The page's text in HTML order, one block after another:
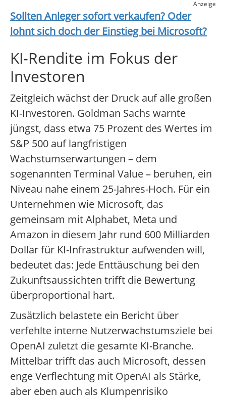
Anzeige
Sollten Anleger sofort verkaufen? Oder
lohnt sich doch der Einstieg bei Microsoft?
KI-Rendite im Fokus der
Investoren
Zeitgleich wächst der Druck auf alle großen
KI-Investoren. Goldman Sachs warnte
jüngst, dass etwa 75 Prozent des Wertes im
S&P 500 auf langfristigen
Wachstumserwartungen – dem
sogenannten Terminal Value – beruhen, ein
Niveau nahe einem 25-Jahres-Hoch. Für ein
Unternehmen wie Microsoft, das
gemeinsam mit Alphabet, Meta und
Amazon in diesem Jahr rund 600 Milliarden
Dollar für KI-Infrastruktur aufwenden will,
bedeutet das: Jede Enttäuschung bei den
Zukunftsaussichten trifft die Bewertung
überproportional hart.
Zusätzlich belastete ein Bericht über
verfehlte interne Nutzerwachstumsziele bei
OpenAI zuletzt die gesamte KI-Branche.
Mittelbar trifft das auch Microsoft, dessen
enge Verflechtung mit OpenAI als Stärke,
aber eben auch als Klumpenrisiko